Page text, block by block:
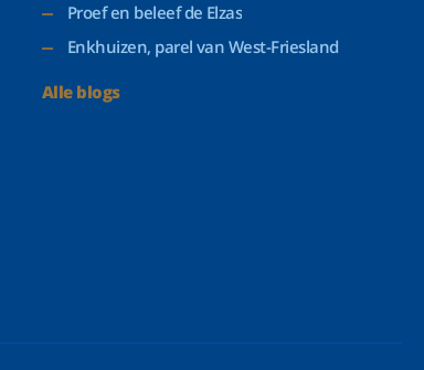
Proef en beleef de Elzas
Enkhuizen, parel van West-Friesland
Alle blogs